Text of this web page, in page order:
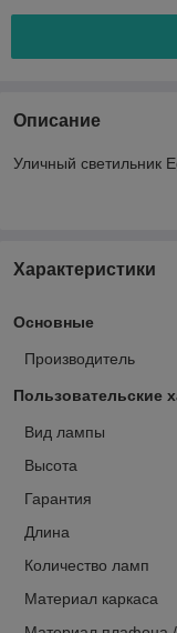
Описание
Уличный светильник
Характеристики
Основные
Производитель
Пользовательские
Вид лампы
Высота
Гарантия
Длина
Количество ламп
Материал каркаса